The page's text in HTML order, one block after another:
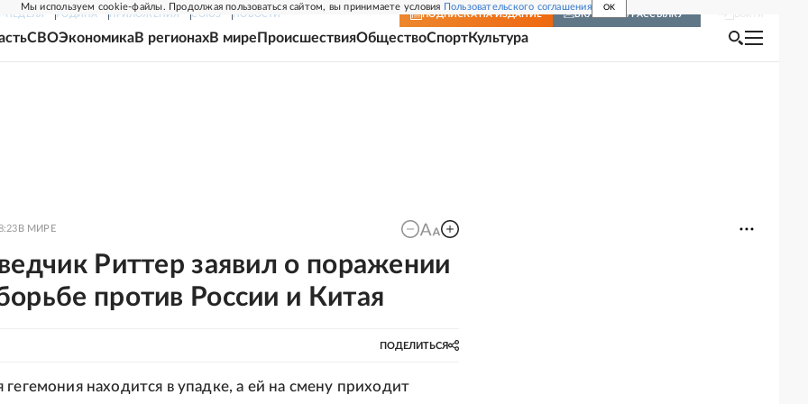
Мы используем cookie-файлы. Продолжая пользоваться сайтом, вы принимаете условия Пользовательского соглашения OK
НЕДЕЛЯ РОДИНА ПРИЛОЖЕНИЯ СОЮЗ НОВОСТИ ПОДПИСКА НА ИЗДАНИЕ ВКЛЮЧИТЬ РАССЫЛКУ
СВОЭкономикаВ регионахВ мире ПроисшествияОбществоСпортКультура
В МИРЕ
Риттер заявил о поражении
против России и Китая
ПОДЕЛИТЬСЯ
гегемония находится в упадке, а ей на смену приходит